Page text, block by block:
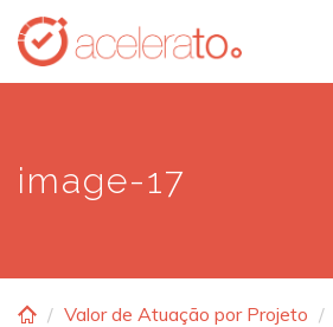
Skip
main
image-17
Valor de Atuação por Projeto